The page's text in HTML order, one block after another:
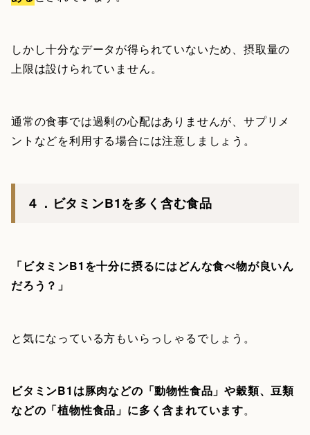
しかし十分なデータが得られていないため、摂取量の
上限は設けられていません。
通常の食事では過剰の心配はありませんが、サプリメ
ントなどを利用する場合には注意しましょう。
４．ビタミンB1を多く含む食品
「ビタミンB1を十分に摂るにはどんな食べ物が良いん
だろう？」
と気になっている方もいらっしゃるでしょう。
ビタミンB1は豚肉などの「動物性食品」や穀類、豆類
などの「植物性食品」に多く含まれています。